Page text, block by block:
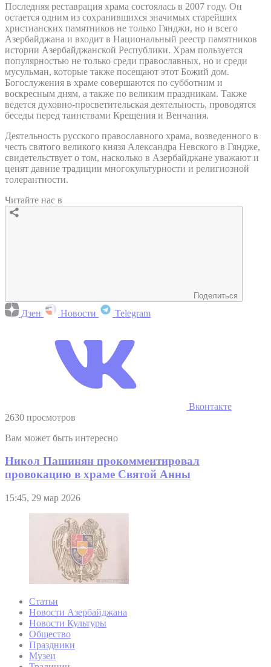
Последняя реставрация храма состоялась в 2007 году. Он
остается одним из сохранившихся значимых старейших
христианских памятников не только Гянджи, но и всего
Азербайджана и входит в Национальный реестр памятников
истории Азербайджанской Республики. Храм пользуется
популярностью не только среди православных, но и среди
мусульман, которые также посещают этот Божий дом.
Богослужения в храме совершаются по субботним и
воскресным дням, а также по великим праздникам. Также
ведется духовно-просветительская деятельность, проводятся
беседы перед таинствами Крещения и Венчания.
Деятельность русского православного храма, возведенного в
честь святого великого князя Александра Невского в Гяндже,
свидетельствует о том, насколько в Азербайджане уважают и
ценят давние традиции многокультурности и религиозной
толерантности.
Читайте нас в
Поделиться
Дзен Новости Telegram
Вконтакте
2630 просмотров
Вам может быть интересно
Никол Пашинян прокомментировал
провокацию в храме Святой Анны
15:45, 29 мар 2026
Статьи
Новости Азербайджана
Новости Культуры
Общество
Праздники
Музеи